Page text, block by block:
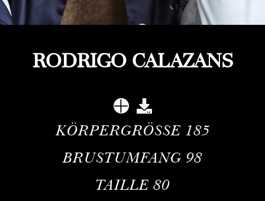
RODRIGO CALAZANS
KÖRPERGRÖSSE 185
BRUSTUMFANG 98
TAILLE 80